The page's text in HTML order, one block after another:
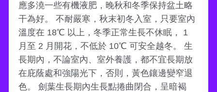
應多澆一些有機液肥，晚秋和冬季保持盆土略
干為好。 不耐嚴寒，秋末初冬入室，只要室內
溫度在 18℃ 以上，冬季正常生長不休眠， 1
月至 2 月開花，不低於 10℃ 可安全越冬。 生
長期內，不論室內、室外養護，都不宜長期放
在庇蔭處和強陽光下，否則，黃色鑲邊變窄退
色。 劍葉生長期內生長點捲曲閉合，呈暗褐